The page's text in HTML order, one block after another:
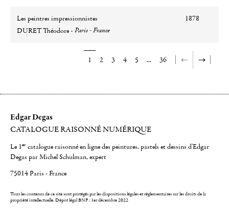
Les peintres impressionnistes
Auteur
DURET Théodore
Ville Paris - France
1878
1 2 3 4 5 ... 36
Edgar Degas
CATALOGUE RAISONNÉ NUMÉRIQUE
Le 1er catalogue raisonné en ligne des peintures, pastels et dessins d'Edgar
Degas par Michel Schulman, expert
75014 Paris - France
Tous les contenus de ce site sont protégés par les dispositions légales et réglementaires sur les droits de la
propriété intellectuelle.Dépot légal BNF : 1er décembre 2022